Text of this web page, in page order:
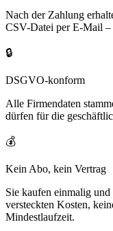
Nach der Zahlung
CSV-Datei per E-Mail –
🔒
DSGVO-konform
Alle Firmendaten
dürfen für die
💰
Kein Abo, kein Vertrag
Sie kaufen einmalig
versteckten Kosten,
Mindestlaufzeit.